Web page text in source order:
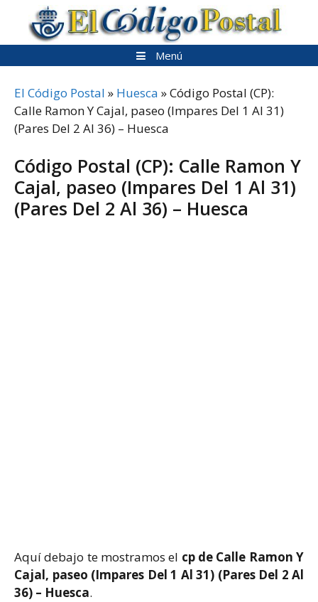
contenido
Menú
El Código Postal » Huesca »Código Postal (CP):
Calle Ramon Y Cajal, paseo (Impares Del 1 Al 31)
(Pares Del 2 Al 36) – Huesca
Código Postal (CP): Calle Ramon Y
Cajal, paseo (Impares Del 1 Al 31)
(Pares Del 2 Al 36) – Huesca
Aquí debajo te mostramos el cp de Calle Ramon Y
Cajal, paseo (Impares Del 1 Al 31) (Pares Del 2 Al
36) – Huesca.